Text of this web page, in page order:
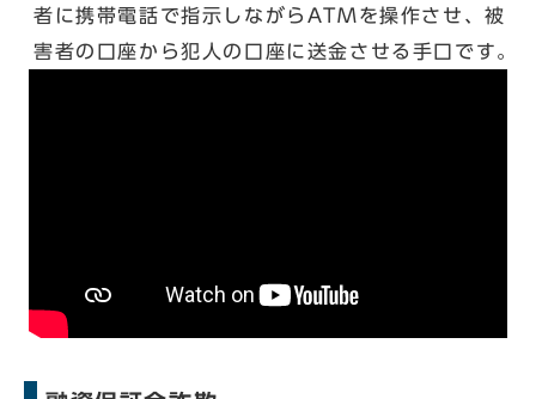
者に携帯電話で指示しながらATMを操作させ、被
害者の口座から犯人の口座に送金させる手口です。